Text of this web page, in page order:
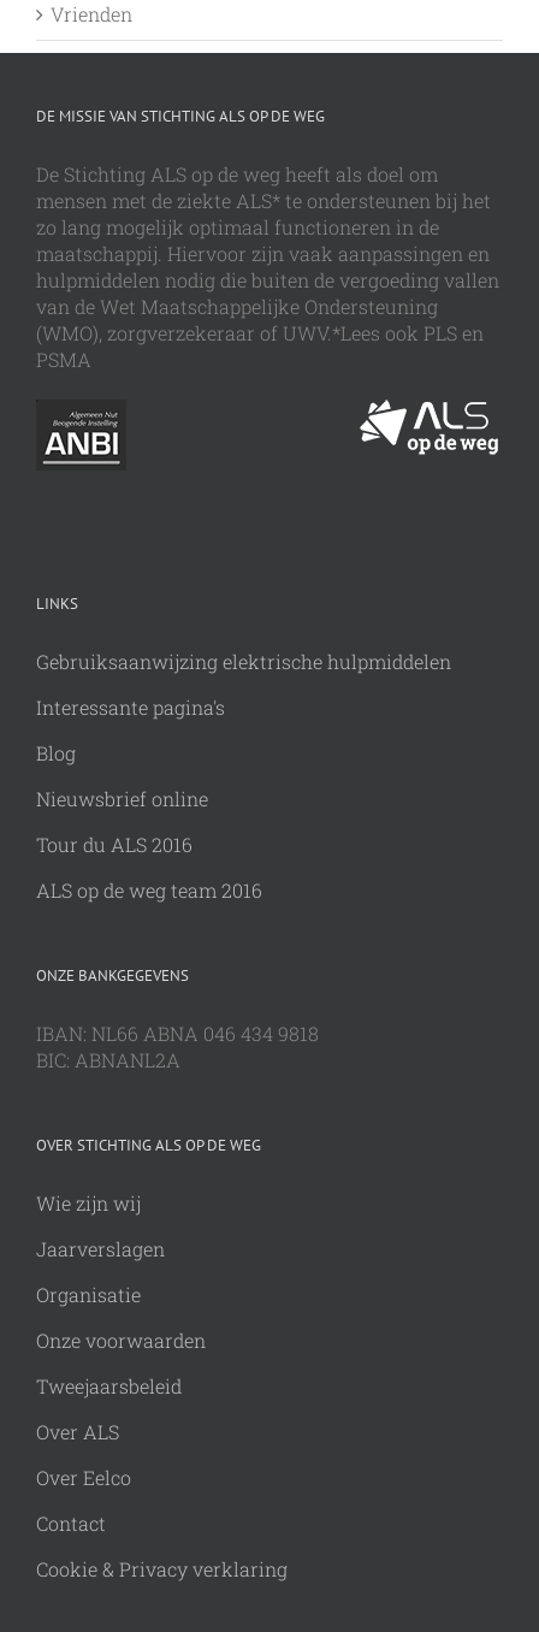
Vrienden
DE MISSIE VAN STICHTING ALS OP DE WEG
De Stichting ALS op de weg heeft als doel om
mensen met de ziekte ALS* te ondersteunen bij het
zo lang mogelijk optimaal functioneren in de
maatschappij. Hiervoor zijn vaak aanpassingen en
hulpmiddelen nodig die buiten de vergoeding vallen
van de Wet Maatschappelijke Ondersteuning
(WMO), zorgverzekeraar of UWV.*Lees ook PLS en
PSMA
LINKS
Gebruiksaanwijzing elektrische hulpmiddelen
Interessante pagina's
Blog
Nieuwsbrief online
Tour du ALS 2016
ALS op de weg team 2016
ONZE BANKGEGEVENS
IBAN: NL66 ABNA 046 434 9818
BIC: ABNANL2A
OVER STICHTING ALS OP DE WEG
Wie zijn wij
Jaarverslagen
Organisatie
Onze voorwaarden
Tweejaarsbeleid
Over ALS
Over Eelco
Contact
Cookie & Privacy verklaring